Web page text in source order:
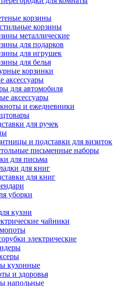
корзины
корзины
металлические
для подарков
для игрушек
для белья
корзинки
аксессуары
для автомобиля
аксессуары
и ежедневники
для ручек
и подставки для визиток
письменные наборы
для письма
для книг
для книг
уборки
кухни
чайники
электрические
кухонные
и здоровья
напольные